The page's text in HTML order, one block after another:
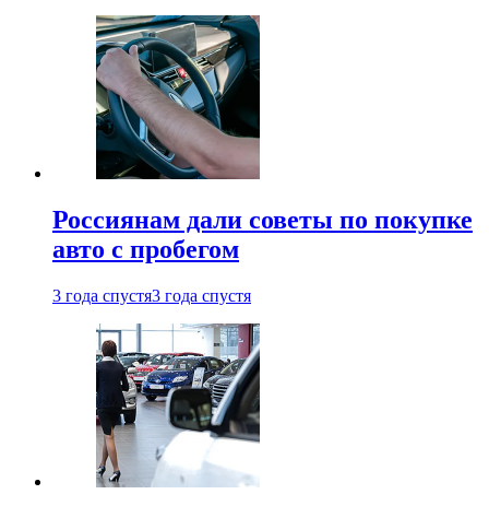
Россиянам дали советы по покупке
авто с пробегом
3 года спустя3 года спустя